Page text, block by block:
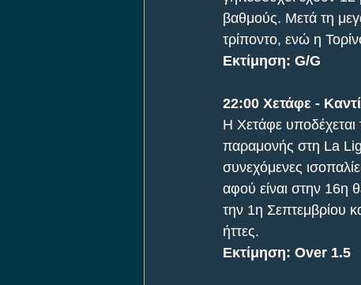
βαθμούς. Μετά τη
τρίποντο, ενώ η
Εκτίμηση: G/G
22:00 Χετάφε -
Η Χετάφε υποδέχεται
παραμονής στη La
συνεχόμενες
αφού είναι στην 16η
την 1η Σεπτεμβρίου
ήττες.
Εκτίμηση: Over 1.5